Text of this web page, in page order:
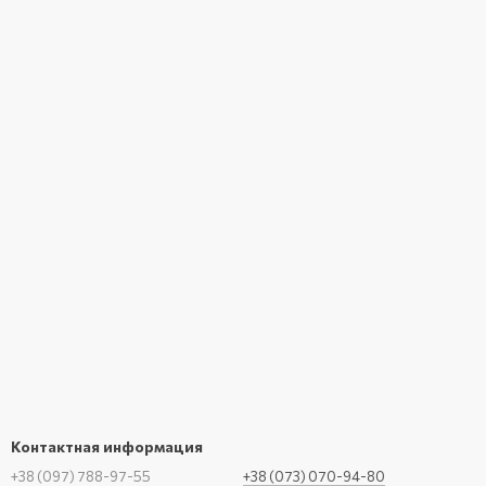
Контактная информация
+38 (097) 788-97-55 +38 (073) 070-94-80